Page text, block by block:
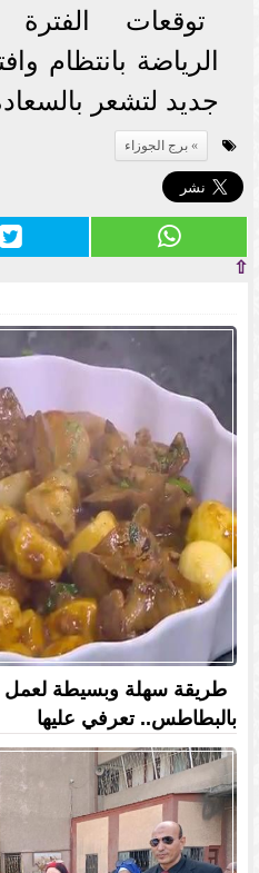
توقعات
الرياضة بانتظام
جديد لتشعر
برج الجوزاء
⇧
طريقة سهلة وبسيطة
بالبطاطس.. تعرفي عليها